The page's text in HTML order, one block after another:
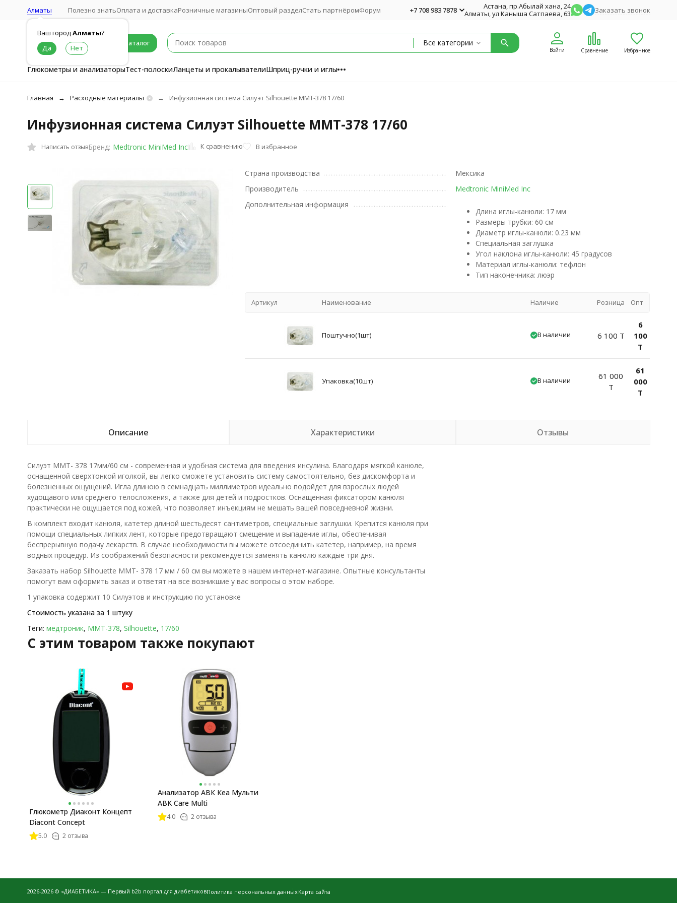
Алматы
Ваш город Алматы?
Полезно знатьОплата и доставкаРозничные магазиныОптовый разделСтать партнёромФорум +7 708 983 7878
Астана, пр.Абылай хана, 24
Алматы, ул Каныша Сатпаева, 63
Заказать звонок
Каталог Все категории
Войти Сравнение Избранное
Глюкометры и анализаторыТест-полоскиЛанцеты и прокалывателиШприц-ручки и иглы
Главная Расходные материалы Инфузионная система Силуэт Silhouette ММТ-378 17/60
Инфузионная система Силуэт Silhouette ММТ-378 17/60
Написать отзывБренд: Medtronic MiniMed Inc К сравнению В избранное
Страна производства
Мексика
Производитель
Medtronic MiniMed Inc
Дополнительная информация
Длина иглы-канюли: 17 мм
Размеры трубки: 60 см
Диаметр иглы-канюли: 0.23 мм
Специальная заглушка
Угол наклона иглы-канюли: 45 градусов
Материал иглы-канюли: тефлон
Тип наконечника: люэр
Артикул Наименование Наличие Розница Опт
Поштучно(1шт) В наличии 6 100 T
6
100
T
Упаковка(10шт) В наличии
61 000
T
61
000
T
Описание Характеристики Отзывы
Силуэт ММТ- 378 17мм/60 см - современная и удобная система для введения инсулина. Благодаря мягкой канюле,
оснащенной сверхтонкой иголкой, вы легко сможете установить систему самостоятельно, без дискомфорта и
болезненных ощущений. Игла длиною в семнадцать миллиметров идеально подойдет для взрослых людей
худощавого или среднего телосложения, а также для детей и подростков. Оснащенная фиксатором канюля
практически не ощущается под кожей, что позволяет инъекциям не мешать вашей повседневной жизни.
В комплект входит канюля, катетер длиной шестьдесят сантиметров, специальные заглушки. Крепится канюля при
помощи специальных липких лент, которые предотвращают смещение и выпадение иглы, обеспечивая
беспрерывную подачу лекарств. В случае необходимости вы можете отсоединить катетер, например, на время
водных процедур. Из соображений безопасности рекомендуется заменять канюлю каждые три дня.
Заказать набор Silhouette ММТ- 378 17 мм / 60 см вы можете в нашем интернет-магазине. Опытные консультанты
помогут вам оформить заказ и ответят на все возникшие у вас вопросы о этом наборе.
1 упаковка содержит 10 Силуэтов и инструкцию по установке
Стоимость указана за 1 штуку
Теги: медтроник, ММТ-378, Silhouette, 17/60
C этим товаром также покупают
Глюкометр Диаконт Концепт
Diacont Concept
5.0 2 отзыва
Анализатор ​АВК Кеа Мульти
ABK Care Multi
4.0 2 отзыва
2026-2026 © «ДИАБЕТИКА» — Первый b2b портал для диабетиковПолитика персональных данныхКарта сайта